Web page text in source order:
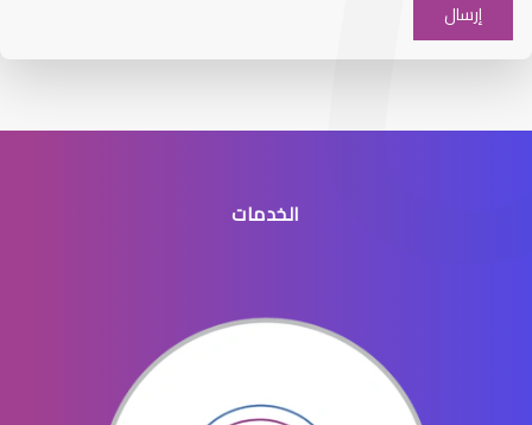
افضل طبيب عيون جنوب الرياض
الخدمات